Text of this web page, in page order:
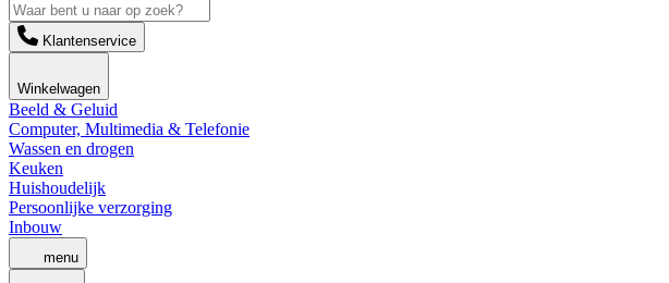
Klantenservice
Winkelwagen
Beeld & Geluid
Computer, Multimedia & Telefonie
Wassen en drogen
Keuken
Huishoudelijk
Persoonlijke verzorging
Inbouw
menu